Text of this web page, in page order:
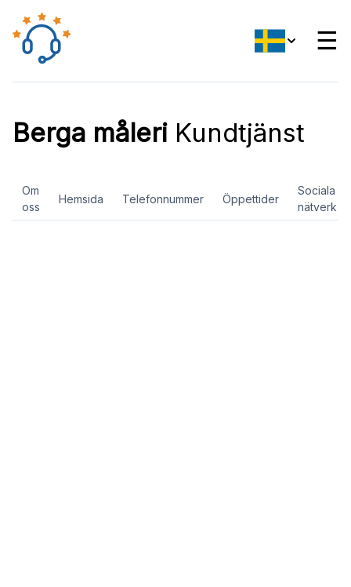
☰
Berga måleri Kundtjänst
Om
oss
Hemsida Telefonnummer Öppettider
Sociala
nätverk